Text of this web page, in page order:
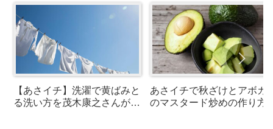
【あさイチ】洗濯で黄ばみと
る洗い方を茂木康之さんが紹
あさイチで秋ざけとアボカ
のマスタード炒めの作り方